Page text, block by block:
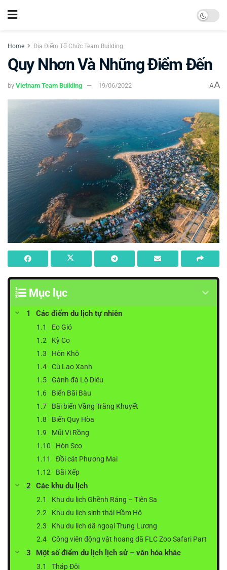
Home Địa Điểm Tổ Chức Team Building
Quy Nhơn Và Những Điểm Đến
by Vietnam Team Building 19/06/2022 AA
Mục lục
Các điểm du lịch tự nhiên
Eo Gió
Kỳ Co
Hòn Khô
Cù Lao Xanh
Gành đá Lộ Diêu
Biển Bãi Bàu
Bãi biển Vầng Trăng Khuyết
Biển Quy Hòa
Mũi Vi Rồng
Hòn Sẹo
Đồi cát Phương Mai
Bãi Xếp
Các khu du lịch
Khu du lịch Ghềnh Ráng – Tiên Sa
Khu du lịch sinh thái Hầm Hô
Khu du lịch dã ngoại Trung Lương
Công viên động vật hoang dã FLC Zoo Safari Part
Một số điểm du lịch lịch sử – văn hóa khác
Tháp Đôi